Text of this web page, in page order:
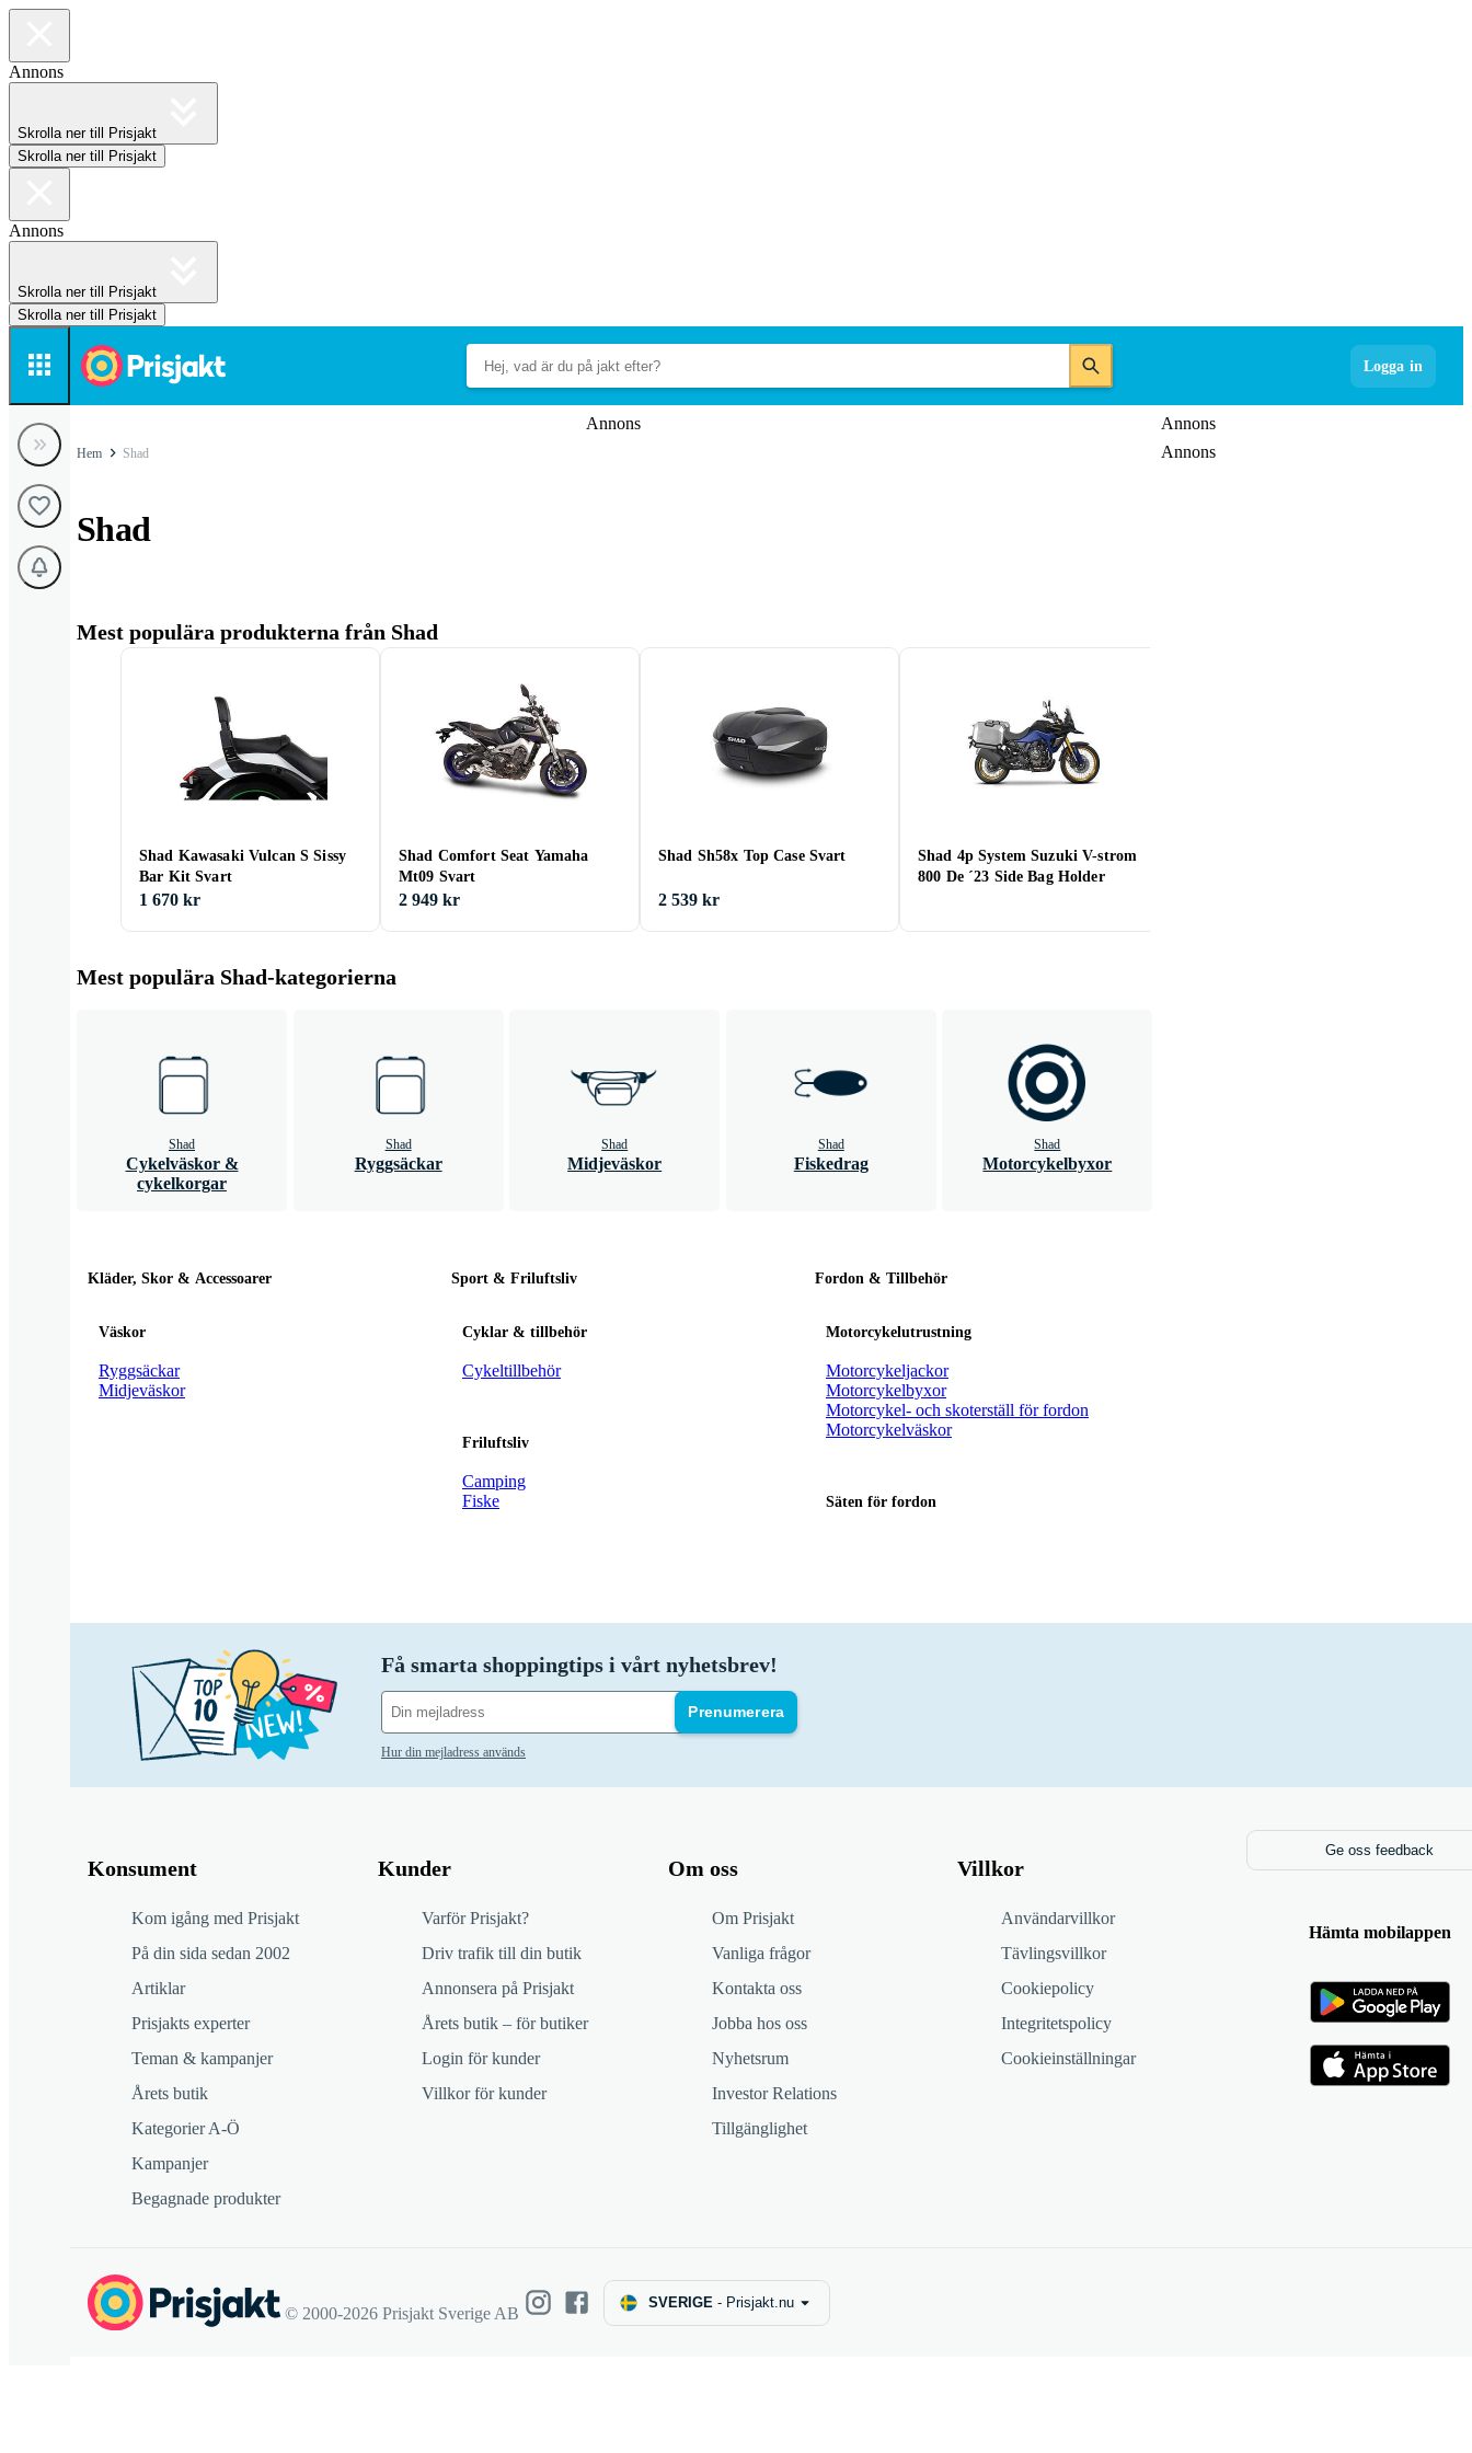
Annons
Skrolla ner till Prisjakt
Skrolla ner till Prisjakt
Annons
Skrolla ner till Prisjakt
Skrolla ner till Prisjakt
Logga in
Annons
Annons
Annons
Hem Shad
Shad
Mest populära produkterna från Shad
Shad Kawasaki Vulcan S Sissy
Bar Kit Svart
1 670 kr
Shad Comfort Seat Yamaha
Mt09 Svart
2 949 kr
Shad Sh58x Top Case Svart
2 539 kr
Shad 4p System Suzuki V-strom
800 De ´23 Side Bag Holder
Mest populära Shad-kategorierna
Shad
Cykelväskor &
cykelkorgar
Shad
Ryggsäckar
Shad
Midjeväskor
Shad
Fiskedrag
Shad
Motorcykelbyxor
Kläder, Skor & Accessoarer
Väskor
Ryggsäckar
Midjeväskor
Sport & Friluftsliv
Cyklar & tillbehör
Cykeltillbehör
Friluftsliv
Camping
Fiske
Fordon & Tillbehör
Motorcykelutrustning
Motorcykeljackor
Motorcykelbyxor
Motorcykel- och skoterställ för fordon
Motorcykelväskor
Säten för fordon
Få smarta shoppingtips i vårt nyhetsbrev!
Prenumerera
Hur din mejladress används
Konsument
Kom igång med Prisjakt
På din sida sedan 2002
Artiklar
Prisjakts experter
Teman & kampanjer
Årets butik
Kategorier A-Ö
Kampanjer
Begagnade produkter
Kunder
Varför Prisjakt?
Driv trafik till din butik
Annonsera på Prisjakt
Årets butik – för butiker
Login för kunder
Villkor för kunder
Om oss
Om Prisjakt
Vanliga frågor
Kontakta oss
Jobba hos oss
Nyhetsrum
Investor Relations
Tillgänglighet
Villkor
Användarvillkor
Tävlingsvillkor
Cookiepolicy
Integritetspolicy
Cookieinställningar
Ge oss feedback
Hämta mobilappen
© 2000-2026 Prisjakt Sverige AB
SVERIGE - Prisjakt.nu